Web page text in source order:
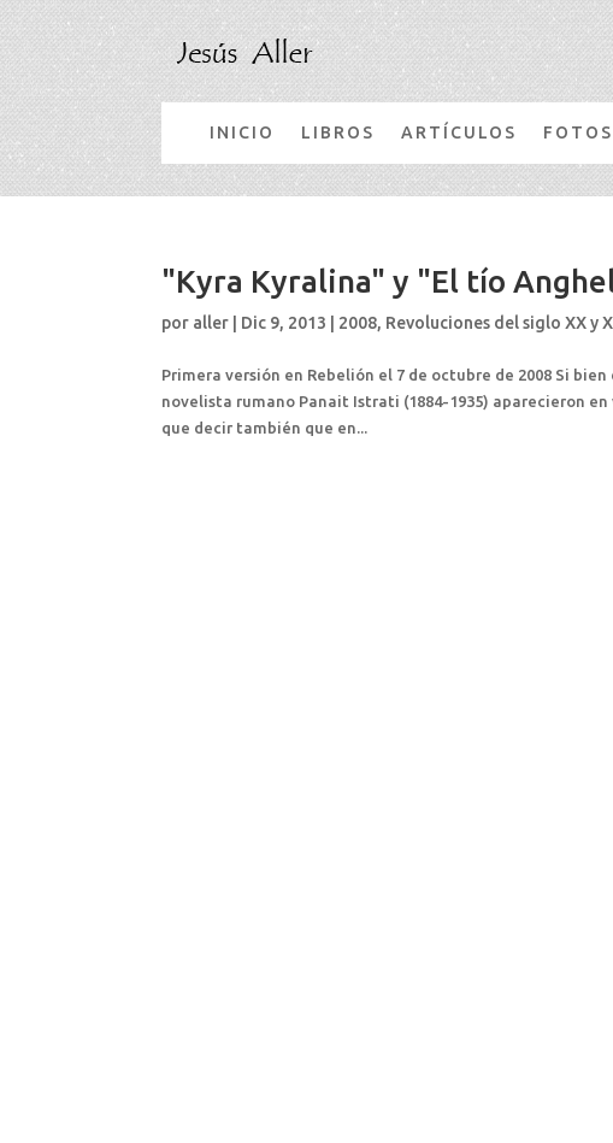
INICIO LIBROS ARTÍCULOS FOTOS
"Kyra Kyralina" y "El tío
por aller Dic 9, 2013 2008, Revoluciones del siglo XX y
Primera versión en Rebelión el 7 de octubre de 2008 Si
novelista rumano Panait Istrati (1884-1935) aparecieron
que decir también que en...